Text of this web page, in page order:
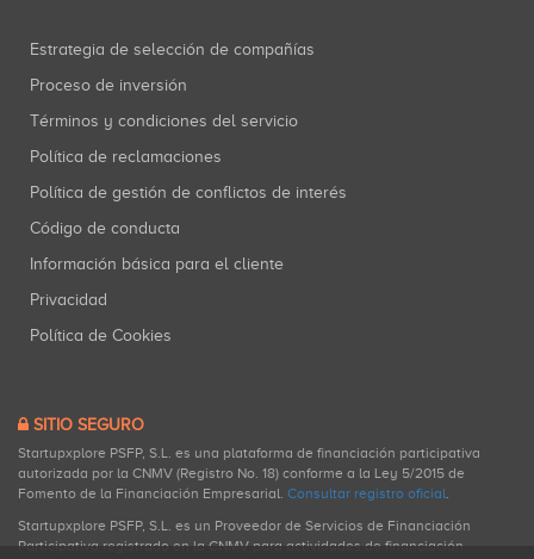
Estrategia de selección de compañías
Proceso de inversión
Términos y condiciones del servicio
Política de reclamaciones
Política de gestión de conflictos de interés
Código de conducta
Información básica para el cliente
Privacidad
Política de Cookies
SITIO SEGURO
Startupxplore PSFP, S.L. es una plataforma de financiación participativa
autorizada por la CNMV (Registro No. 18) conforme a la Ley 5/2015 de
Fomento de la Financiación Empresarial. Consultar registro oficial.
Startupxplore PSFP, S.L. es un Proveedor de Servicios de Financiación
Participativa registrado en la CNMV para actividades de financiación